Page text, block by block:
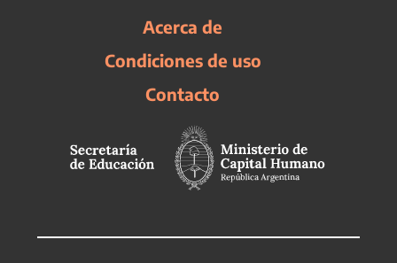
Acerca de
Condiciones de uso
Contacto